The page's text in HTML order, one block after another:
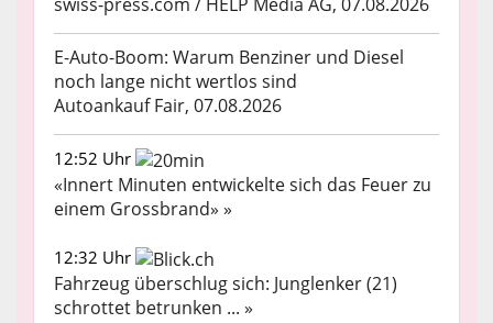
E-Auto-Boom: Warum Benziner und Diesel
noch lange nicht wertlos sind
Autoankauf Fair, 07.08.2026
12:52 Uhr
«Innert Minuten entwickelte sich das Feuer zu
einem Grossbrand» »
12:32 Uhr
Fahrzeug überschlug sich: Junglenker (21)
schrottet betrunken ... »